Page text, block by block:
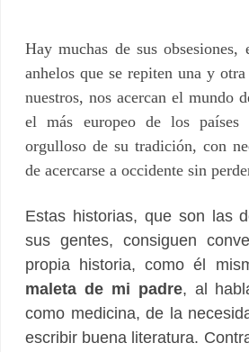
Hay muchas de sus obsesiones,
anhelos que se repiten una y
nuestros, nos acercan el mundo
el más europeo de los países
orgulloso de su tradición, con
de acercarse a occidente sin
Estas historias, que son las
sus gentes, consiguen
propia historia, como él
maleta de mi padre, al
como medicina, de la
escribir buena literatura.